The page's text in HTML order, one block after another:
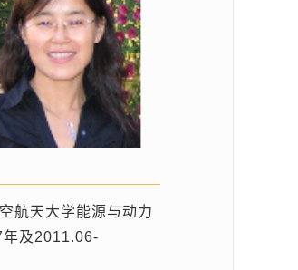
航天大学能源与动力
年及2011.06-